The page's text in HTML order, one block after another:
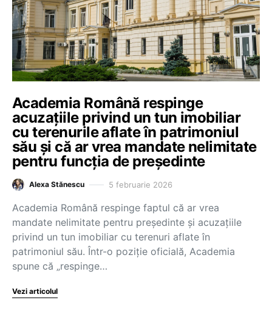
Academia Română respinge
acuzațiile privind un tun imobiliar
cu terenurile aflate în patrimoniul
său și că ar vrea mandate nelimitate
pentru funcția de președinte
Alexa Stănescu 5 februarie 2026
Academia Română respinge faptul că ar vrea
mandate nelimitate pentru președinte și acuzațiile
privind un tun imobiliar cu terenuri aflate în
patrimoniul său. Într-o poziție oficială, Academia
spune că „respinge…
Vezi articolul